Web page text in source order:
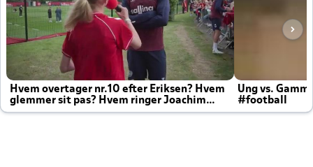
Hvem overtager nr.10 efter Eriksen? Hvem
glemmer sit pas? Hvem ringer Joachim
altid til efter kampe?
Ung vs.
#football